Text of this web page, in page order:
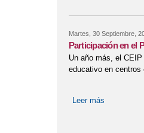
Martes, 30 Septiembre,
Participación en el
Un año más, el
educativo en centros
Leer más